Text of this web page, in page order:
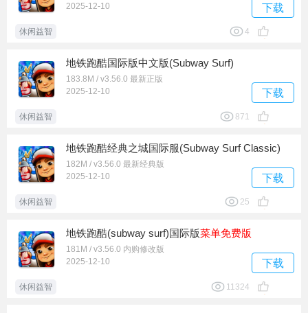
2025-12-10
下载
休闲益智 4
地铁跑酷国际版中文版(Subway Surf)
183.8M / v3.56.0 最新正版
2025-12-10
下载
休闲益智 871
地铁跑酷经典之城国际服(Subway Surf Classic)
182M / v3.56.0 最新经典版
2025-12-10
下载
休闲益智 25
地铁跑酷(subway surf)国际版菜单免费版
181M / v3.56.0 内购修改版
2025-12-10
下载
休闲益智 11324